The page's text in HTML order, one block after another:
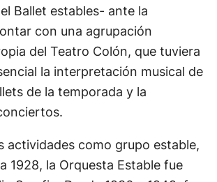
Ballet estables- ante la
con una agrupación
del Teatro Colón, que tuviera
la interpretación musical de
de la temporada y la
actividades como grupo estable,
1928, la Orquesta Estable fue